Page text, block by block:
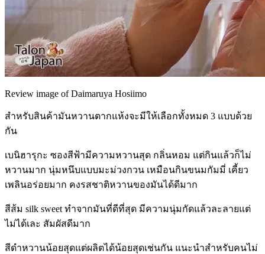
Review image of Daimaruya Hosiimo
สำหรับสินค้ามันหวานตากแห้งจะมีให้เลือกทั้งหมด 3 แบบด้วย
กัน
เบนิฮารุกะ ซองสีฟ้ามีความหวานสุด กลิ่นหอม แต่กินแล้วก็ไม่
หวานมาก นุ่มหนึบแบบมะม่วงกวน เหมือนกินขนมกัมมี่ เคี้ยว
เพลินอร่อยมาก คงรสชาติหวานของมันได้ดีมาก
สีส้ม silk sweet ทำจากมันที่ดีที่สุด มีความนุ่มกัดแล้วละลายแต่
ไม่ได้เละ สัมผัสดีมาก
สีดำหวานน้อยสุดแต่ผลิตได้น้อยสุดเช่นกัน แนะนำสำหรับคนไม่